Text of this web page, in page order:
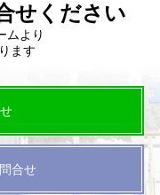
せください
ムより
ます
合せ